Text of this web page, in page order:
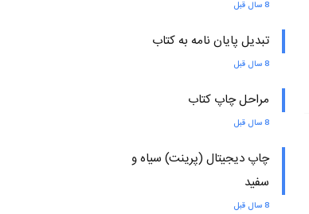
8 سال قبل
تبدیل پایان نامه به کتاب
8 سال قبل
مراحل چاپ کتاب
8 سال قبل
چاپ دیجیتال (پرینت) سیاه و
سفید
8 سال قبل